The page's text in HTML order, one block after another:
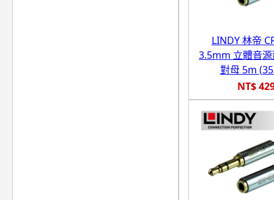
LINDY 林帝
3.5mm 立體音
對母 5m
NT$